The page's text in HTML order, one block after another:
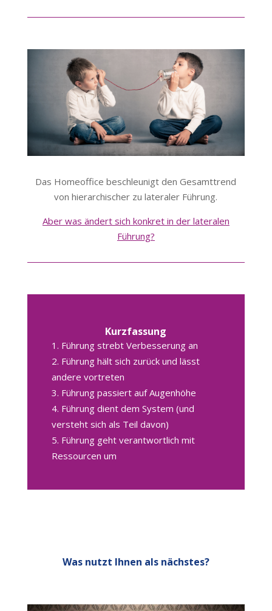
Das Homeoffice beschleunigt den Gesamttrend
von hierarchischer zu lateraler Führung.
Aber was ändert sich konkret in der lateralen
Führung?
Kurzfassung
Führung strebt Verbesserung an
Führung hält sich zurück und lässt
andere vortreten
Führung passiert auf Augenhöhe
Führung dient dem System (und
versteht sich als Teil davon)
Führung geht verantwortlich mit
Ressourcen um
Was nutzt Ihnen als nächstes?